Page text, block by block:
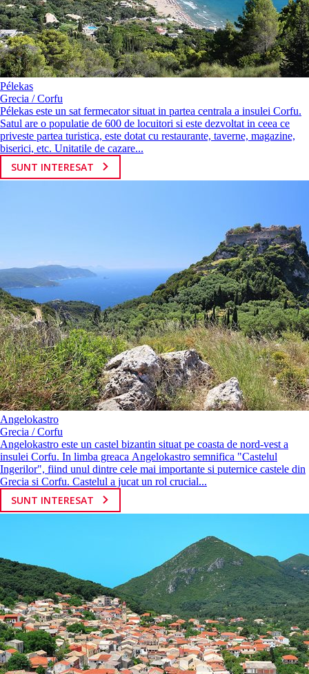
Pélekas
Grecia / Corfu
Pélekas este un sat fermecator situat in partea centrala a insulei Corfu.
Satul are o populatie de 600 de locuitori si este dezvoltat in ceea ce
priveste partea turistica, este dotat cu restaurante, taverne, magazine,
biserici, etc. Unitatile de cazare...
SUNT INTERESAT
Angelokastro
Grecia / Corfu
Angelokastro este un castel bizantin situat pe coasta de nord-vest a
insulei Corfu. In limba greaca Angelokastro semnifica "Castelul
Ingerilor", fiind unul dintre cele mai importante si puternice castele din
Grecia si Corfu. Castelul a jucat un rol crucial...
SUNT INTERESAT